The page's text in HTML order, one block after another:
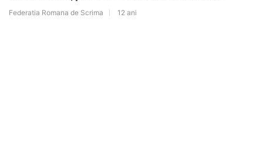
Federatia Romana de Scrima 12 ani